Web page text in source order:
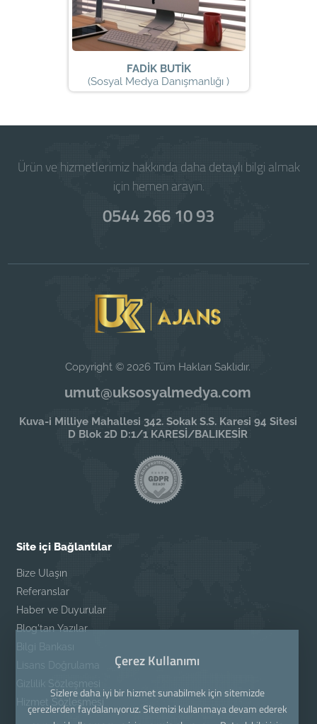
FADİK BUTİK
(Sosyal Medya Danışmanlığı )
Ürün ve hizmetlerimiz hakkında daha detaylı bilgi almak
için hemen arayın.
0544 266 10 93
Copyright © 2026 Tüm Hakları Saklıdır.
umut@uksosyalmedya.com
Kuva-i Milliye Mahallesi 342. Sokak S.S. Karesi 94 Sitesi
D Blok 2D D:1/1 KARESİ/BALIKESİR
Site içi Bağlantılar
Bize Ulaşın
Referanslar
Haber ve Duyurular
Blog'tan Yazılar
Bilgi Bankası
Lisans Doğrulama
Gizlilik Sözleşmesi
Hizmet Sözleşmesi
Çerez Kullanımı
Sizlere daha iyi bir hizmet sunabilmek için sitemizde
çerezlerden faydalanıyoruz. Sitemizi kullanmaya devam ederek